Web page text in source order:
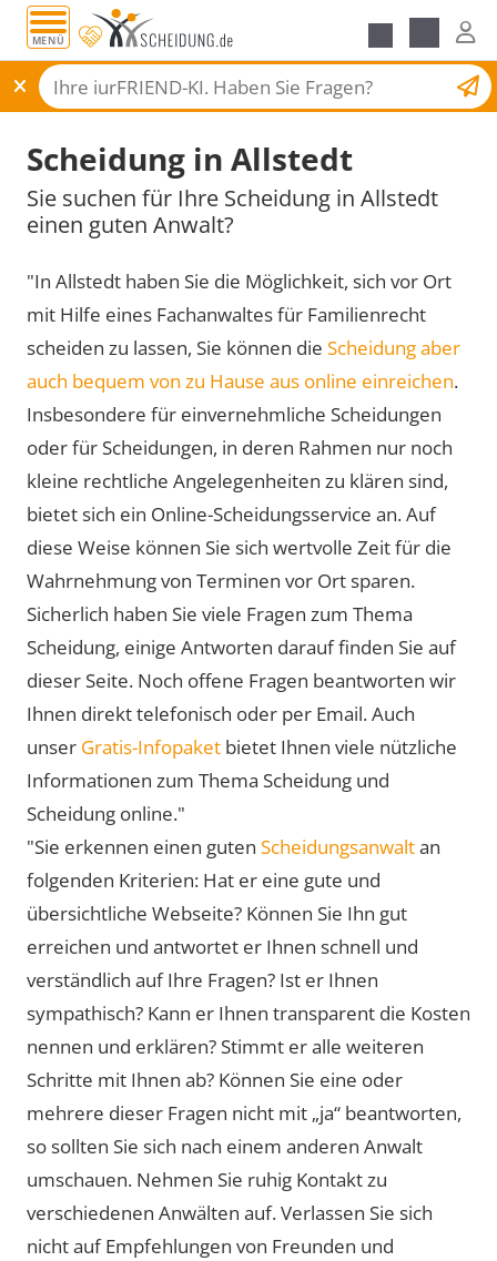
MENÜ
Scheidungsantrag
Scheidung in Allstedt
Sie suchen für Ihre Scheidung in Allstedt
einen guten Anwalt?
"In Allstedt haben Sie die Möglichkeit, sich vor Ort
mit Hilfe eines Fachanwaltes für Familienrecht
scheiden zu lassen, Sie können die Scheidung aber
auch bequem von zu Hause aus online einreichen.
Insbesondere für einvernehmliche Scheidungen
oder für Scheidungen, in deren Rahmen nur noch
kleine rechtliche Angelegenheiten zu klären sind,
bietet sich ein Online-Scheidungsservice an. Auf
diese Weise können Sie sich wertvolle Zeit für die
Wahrnehmung von Terminen vor Ort sparen.
Sicherlich haben Sie viele Fragen zum Thema
Scheidung, einige Antworten darauf finden Sie auf
dieser Seite. Noch offene Fragen beantworten wir
Ihnen direkt telefonisch oder per Email. Auch
unser Gratis-Infopaket bietet Ihnen viele nützliche
Informationen zum Thema Scheidung und
Scheidung online."
"Sie erkennen einen guten Scheidungsanwaltan
folgenden Kriterien: Hat er eine gute und
übersichtliche Webseite? Können Sie Ihn gut
erreichen und antwortet er Ihnen schnell und
verständlich auf Ihre Fragen? Ist er Ihnen
sympathisch? Kann er Ihnen transparent die Kosten
nennen und erklären? Stimmt er alle weiteren
Schritte mit Ihnen ab? Können Sie eine oder
mehrere dieser Fragen nicht mit „ja“ beantworten,
so sollten Sie sich nach einem anderen Anwalt
umschauen. Nehmen Sie ruhig Kontakt zu
verschiedenen Anwälten auf. Verlassen Sie sich
nicht auf Empfehlungen von Freunden und